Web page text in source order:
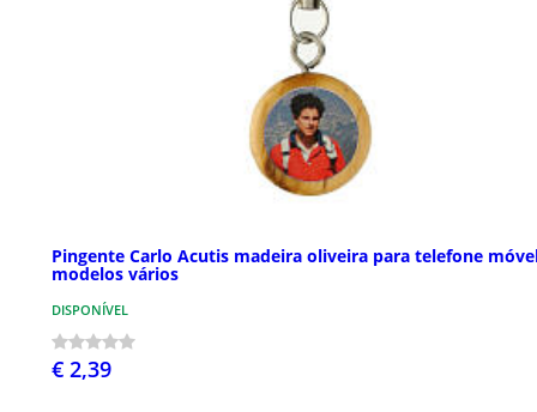
Pingente Carlo Acutis madeira oliveira para telefone
modelos vários
DISPONÍVEL
€ 2,39